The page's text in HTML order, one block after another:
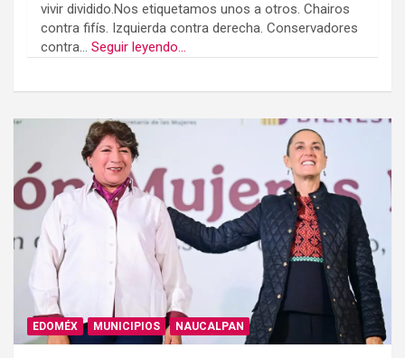
vivir dividido.Nos etiquetamos unos a otros. Chairos
contra fifís. Izquierda contra derecha. Conservadores
contra... Seguir leyendo...
EDOMÉX MUNICIPIOS NAUCALPAN